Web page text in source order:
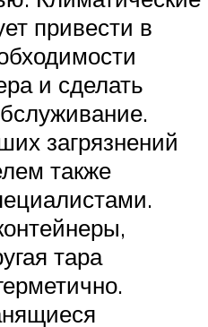
привести в
и сделать
загрязнений
также
тара